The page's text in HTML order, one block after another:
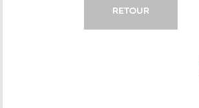
Retour